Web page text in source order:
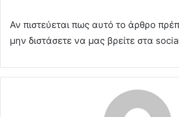
Αν πιστεύεται πως αυτό το άρθρο
μην διστάσετε να μας βρείτε στα